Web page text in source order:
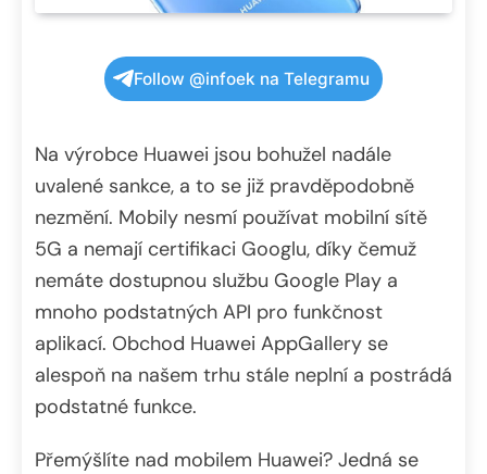
Follow @infoek na Telegramu
Na výrobce Huawei jsou bohužel nadále
uvalené sankce, a to se již pravděpodobně
nezmění. Mobily nesmí používat mobilní sítě
5G a nemají certifikaci Googlu, díky čemuž
nemáte dostupnou službu Google Play a
mnoho podstatných API pro funkčnost
aplikací. Obchod Huawei AppGallery se
alespoň na našem trhu stále neplní a postrádá
podstatné funkce.
Přemýšlíte nad mobilem Huawei? Jedná se